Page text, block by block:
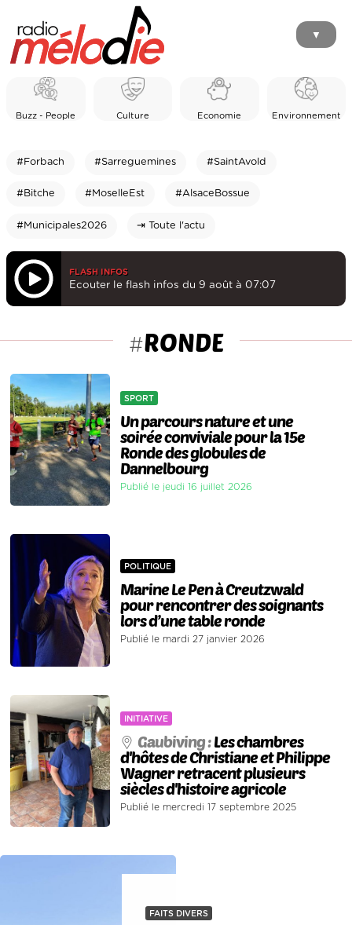
▼
Buzz - People Culture Economie Environnement
#Forbach #Sarreguemines #SaintAvold
#Bitche #MoselleEst #AlsaceBossue
#Municipales2026 ⇥ Toute l'actu
FLASH INFOS
Ecouter le flash infos du 9 août à 07:07
#RONDE
SPORT
Un parcours nature et une
soirée conviviale pour la 15e
Ronde des globules de
Dannelbourg
Publié le jeudi 16 juillet 2026
POLITIQUE
Marine Le Pen à Creutzwald
pour rencontrer des soignants
lors d’une table ronde
Publié le mardi 27 janvier 2026
INITIATIVE
Gaubiving :Les chambres
d'hôtes de Christiane et Philippe
Wagner retracent plusieurs
siècles d'histoire agricole
Publié le mercredi 17 septembre 2025
FAITS DIVERS